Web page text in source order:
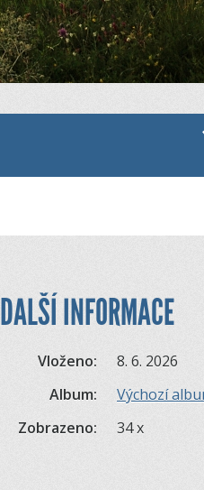
DALŠÍ INFORMACE
Vloženo:
8. 6. 2026
Album:
Výchozí
Zobrazeno:
34 x